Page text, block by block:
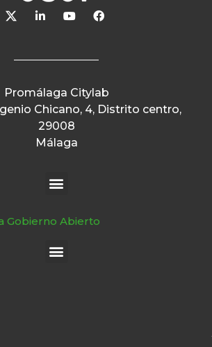
Promálaga Citylab
Chicano, 4, Distrito centro,
29008
Málaga
Gobierno Abierto